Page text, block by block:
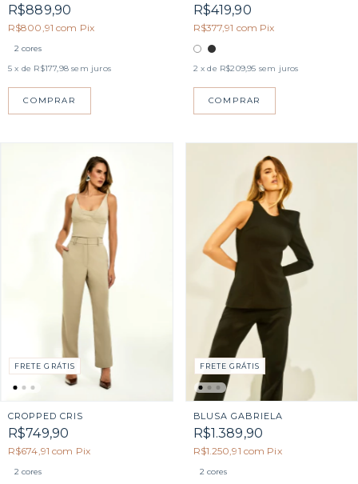
R$889,90
R$800,91com Pix
2 cores
5 x de R$177,98 sem juros
COMPRAR
R$419,90
R$377,91 com Pix
2 x de R$209,95 sem juros
COMPRAR
FRETE GRÁTIS
CROPPED CRIS
R$749,90
R$674,91com Pix
2 cores
FRETE GRÁTIS
BLUSA GABRIELA
R$1.389,90
R$1.250,91 com Pix
2 cores